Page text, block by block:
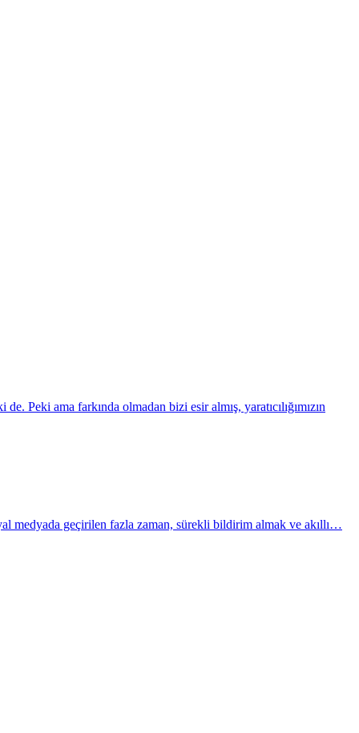
Peki ama farkında olmadan bizi esir almış, yaratıcılığımızın
medyada geçirilen fazla zaman, sürekli bildirim almak ve akıllı…